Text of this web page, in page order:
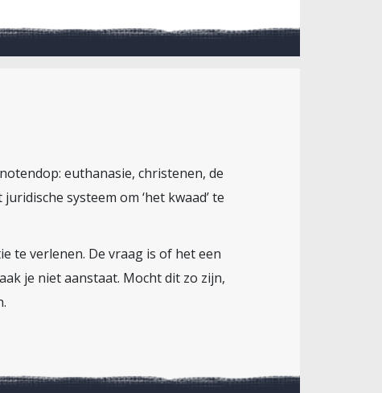
euthanasie, christenen, de
systeem om ‘het kwaad’ te
te verlenen. De vraag is of het een
je niet aanstaat. Mocht dit zo zijn,